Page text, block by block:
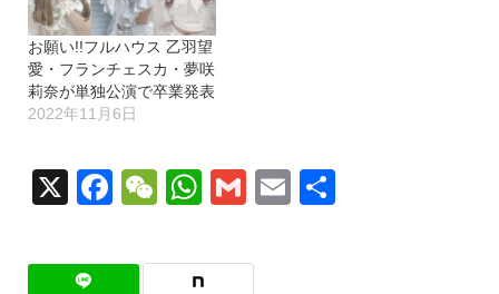
お願い!!フルハウス 乙羽望
愛・フランチェスカ・夢咲
莉奈が単独公演で卒業発表
2022年11月6日
X Facebook
WeChat
WhatsApp
Gmail
Email
共